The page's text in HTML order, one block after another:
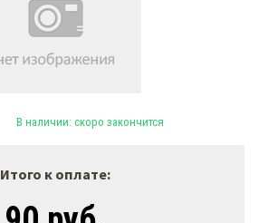
В наличии: скоро закончится
Итого к оплате: